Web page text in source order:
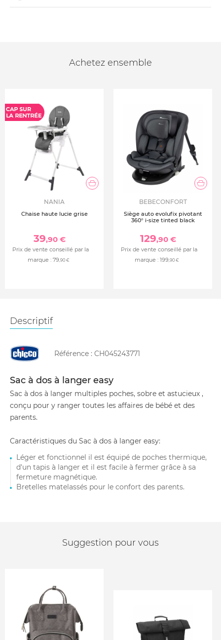
Achetez ensemble
NANIA
Chaise haute lucie grise
39,90 €
Prix de vente conseillé par la
marque : 79,90 €
BEBECONFORT
Siège auto evolufix pivotant
360° i-size tinted black
129,90 €
Prix de vente conseillé par la
marque : 199,90 €
Descriptif
Référence : CH045243771
Sac à dos à langer easy
Sac à dos à langer multiples poches, sobre et astucieux ,
conçu pour y ranger toutes les affaires de bébé et des
parents.
Caractéristiques du Sac à dos à langer easy:
Léger et fonctionnel il est équipé de poches thermique,
d'un tapis à langer et il est facile à fermer grâce à sa
fermeture magnétique.
Bretelles matelassés pour le confort des parents.
Suggestion pour vous